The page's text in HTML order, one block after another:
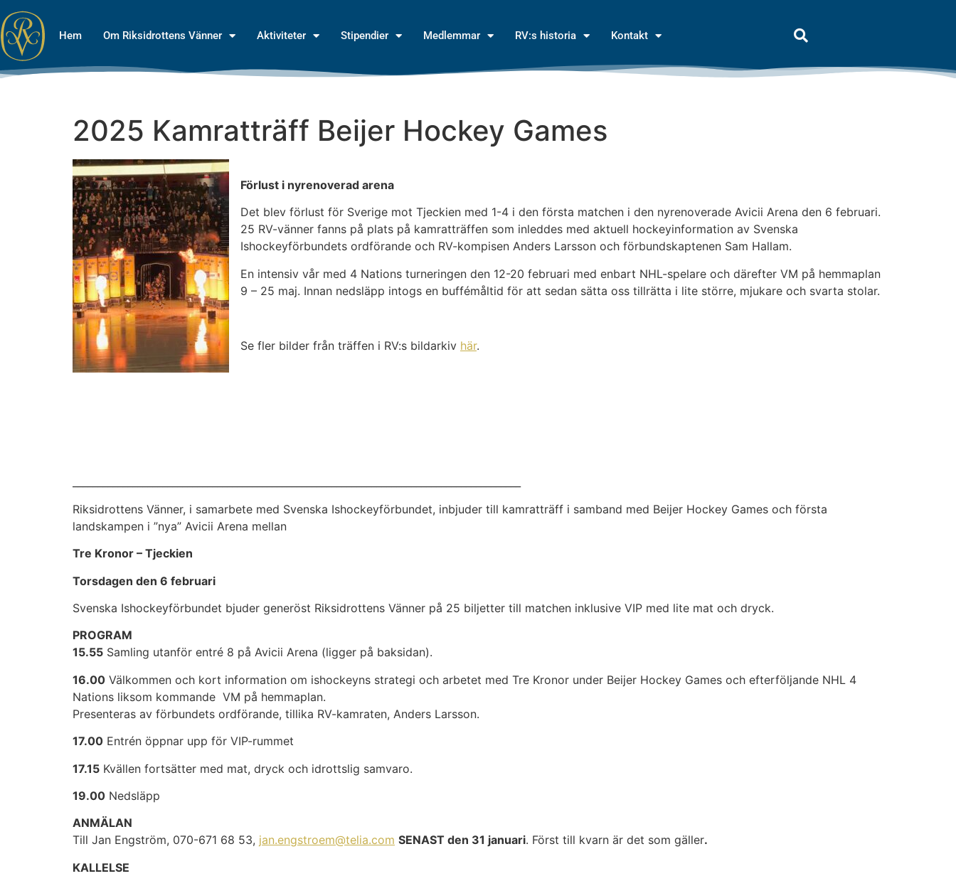
Hem Om Riksidrottens Vänner Aktiviteter Stipendier Medlemmar RV:s historia Kontakt
2025 Kamratträff Beijer Hockey Games
Förlust i nyrenoverad arena
Det blev förlust för Sverige mot Tjeckien med 1-4 i den första matchen i den nyrenoverade Avicii Arena den 6 februari.
25 RV-vänner fanns på plats på kamratträffen som inleddes med aktuell hockeyinformation av Svenska
Ishockeyförbundets ordförande och RV-kompisen Anders Larsson och förbundskaptenen Sam Hallam.
En intensiv vår med 4 Nations turneringen den 12-20 februari med enbart NHL-spelare och därefter VM på hemmaplan
9 – 25 maj. Innan nedsläpp intogs en buffémåltid för att sedan sätta oss tillrätta i lite större, mjukare och svarta stolar.
Se fler bilder från träffen i RV:s bildarkiv här.
Riksidrottens Vänner, i samarbete med Svenska Ishockeyförbundet, inbjuder till kamratträff i samband med Beijer Hockey Games och första
landskampen i ”nya” Avicii Arena mellan
Tre Kronor – Tjeckien
Torsdagen den 6 februari
Svenska Ishockeyförbundet bjuder generöst Riksidrottens Vänner på 25 biljetter till matchen inklusive VIP med lite mat och dryck.
PROGRAM
15.55 Samling utanför entré 8 på Avicii Arena (ligger på baksidan).
16.00 Välkommen och kort information om ishockeyns strategi och arbetet med Tre Kronor under Beijer Hockey Games och efterföljande NHL 4
Nations liksom kommande VM på hemmaplan.
Presenteras av förbundets ordförande, tillika RV-kamraten, Anders Larsson.
17.00 Entrén öppnar upp för VIP-rummet
17.15 Kvällen fortsätter med mat, dryck och idrottslig samvaro.
19.00 Nedsläpp
ANMÄLAN
Till Jan Engström, 070-671 68 53, jan.engstroem@telia.com SENAST den 31 januari. Först till kvarn är det som gäller.
KALLELSE